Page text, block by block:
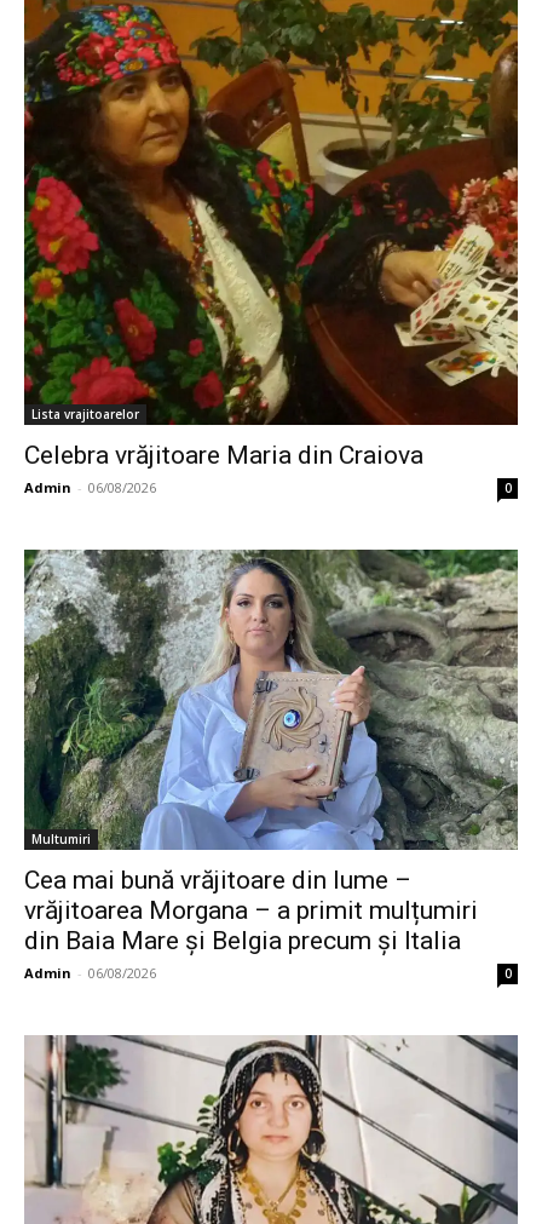
Lista vrajitoarelor
Celebra vrăjitoare Maria din Craiova
Admin - 06/08/2026 0
Multumiri
Cea mai bună vrăjitoare din lume –
vrăjitoarea Morgana – a primit mulțumiri
din Baia Mare și Belgia precum și Italia
Admin - 06/08/2026 0